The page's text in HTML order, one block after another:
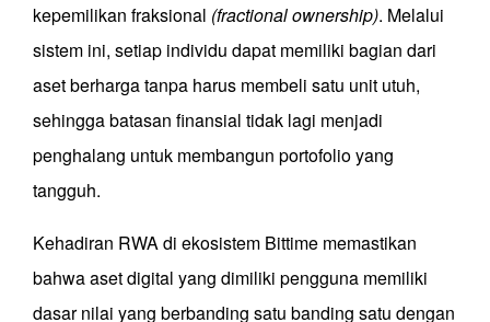
kepemilikan fraksional (fractional ownership). Melalui
sistem ini, setiap individu dapat memiliki bagian dari
aset berharga tanpa harus membeli satu unit utuh,
sehingga batasan finansial tidak lagi menjadi
penghalang untuk membangun portofolio yang
tangguh.
Kehadiran RWA di ekosistem Bittime memastikan
bahwa aset digital yang dimiliki pengguna memiliki
dasar nilai yang berbanding satu banding satu dengan